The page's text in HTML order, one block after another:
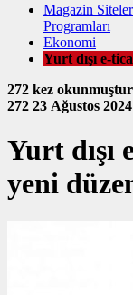
Magazin
Programları
Ekonomi
Yurt dışı e-
272 kez okunmuştur
272 23 Ağustos 2024
Yurt dışı
yeni